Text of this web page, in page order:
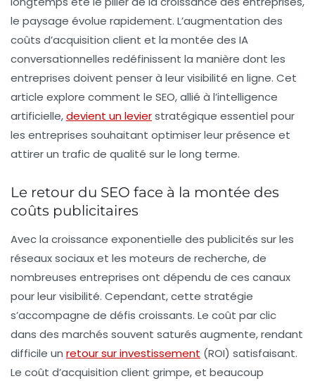
le paysage évolue rapidement. L’augmentation des
coûts d’acquisition client et la montée des IA
conversationnelles redéfinissent la manière dont les
entreprises doivent penser à leur visibilité en ligne. Cet
article explore comment le SEO, allié à l’intelligence
artificielle,devient un levierstratégique essentiel pour
les entreprises souhaitant optimiser leur présence et
attirer un trafic de qualité sur le long terme.
Le retour du SEO face à la montée des
coûts publicitaires
Avec la croissance exponentielle des publicités sur les
réseaux sociaux et les moteurs de recherche, de
nombreuses entreprises ont dépendu de ces canaux
pour leur visibilité. Cependant, cette stratégie
s’accompagne de défis croissants. Le coût par clic
dans des marchés souvent saturés augmente, rendant
difficile un retour sur investissement (ROI) satisfaisant.
Le coût d’acquisition client grimpe, et beaucoup